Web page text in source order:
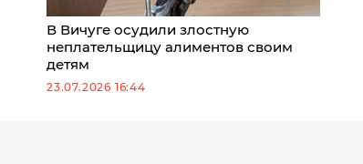
В Вичуге осудили злостную
неплательщицу алиментов своим
детям
23.07.2026 16:44